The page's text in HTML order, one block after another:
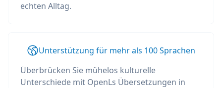
echten Alltag.
Unterstützung für mehr als 100 Sprachen
Überbrücken Sie mühelos kulturelle
Unterschiede mit OpenLs Übersetzungen in